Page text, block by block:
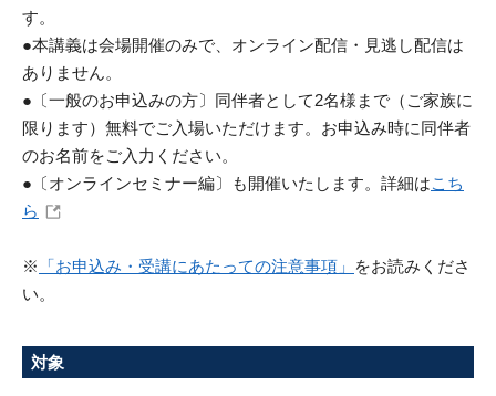
す。
●本講義は会場開催のみで、オンライン配信・見逃し配信は
ありません。
●〔一般のお申込みの方〕同伴者として2名様まで（ご家族に
限ります）無料でご入場いただけます。お申込み時に同伴者
のお名前をご入力ください。
●〔オンラインセミナー編〕も開催いたします。詳細はこち
ら
※ 「お申込み・受講にあたっての注意事項」
をお読みくださ
い。
対象